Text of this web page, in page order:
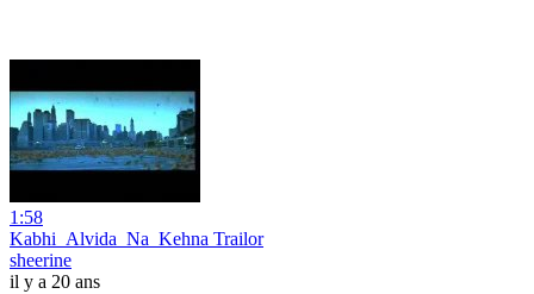
1:58
Kabhi_Alvida_Na_Kehna Trailor
sheerine
il y a 20 ans